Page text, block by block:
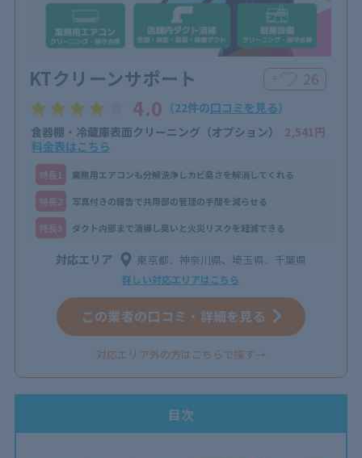
KTクリーンサポート ＋ 26
4.0 （22件の口コミを見る）
食器棚・冷蔵庫表面クリーニング（オプション）
2,541円
料金表はこちら
特⻑1 業務用エアコンも分解洗浄しカビ臭さを解消してくれる
特⻑2 写真付きの報告で共用部の管理の手間を減らせる
特⻑3 ダクト内部まで清掃し臭いと火災リスクを軽減できる
対応エリア 東京都、神奈川県、埼玉県、千葉県
詳しい対応エリアはこちら
この業者の口コミ・詳細を見る
対応エリア外の方はこちらで探す→
目次